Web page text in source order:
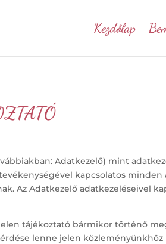
Kezdőlap
Adatkezelő) mint
kapcsolatos
Az Adatkezelő adatkezeléseivel
tájékoztató bármikor történő
lenne jelen